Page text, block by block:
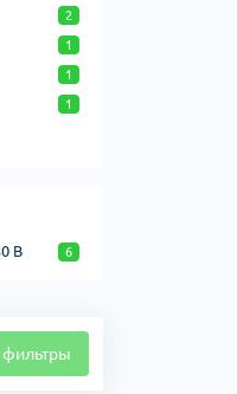
2
1
1
1
В 6